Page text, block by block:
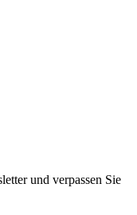
und verpassen Sie